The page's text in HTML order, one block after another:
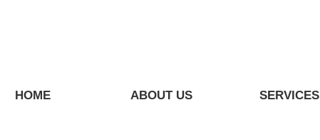
HOME ABOUT US SERVICES